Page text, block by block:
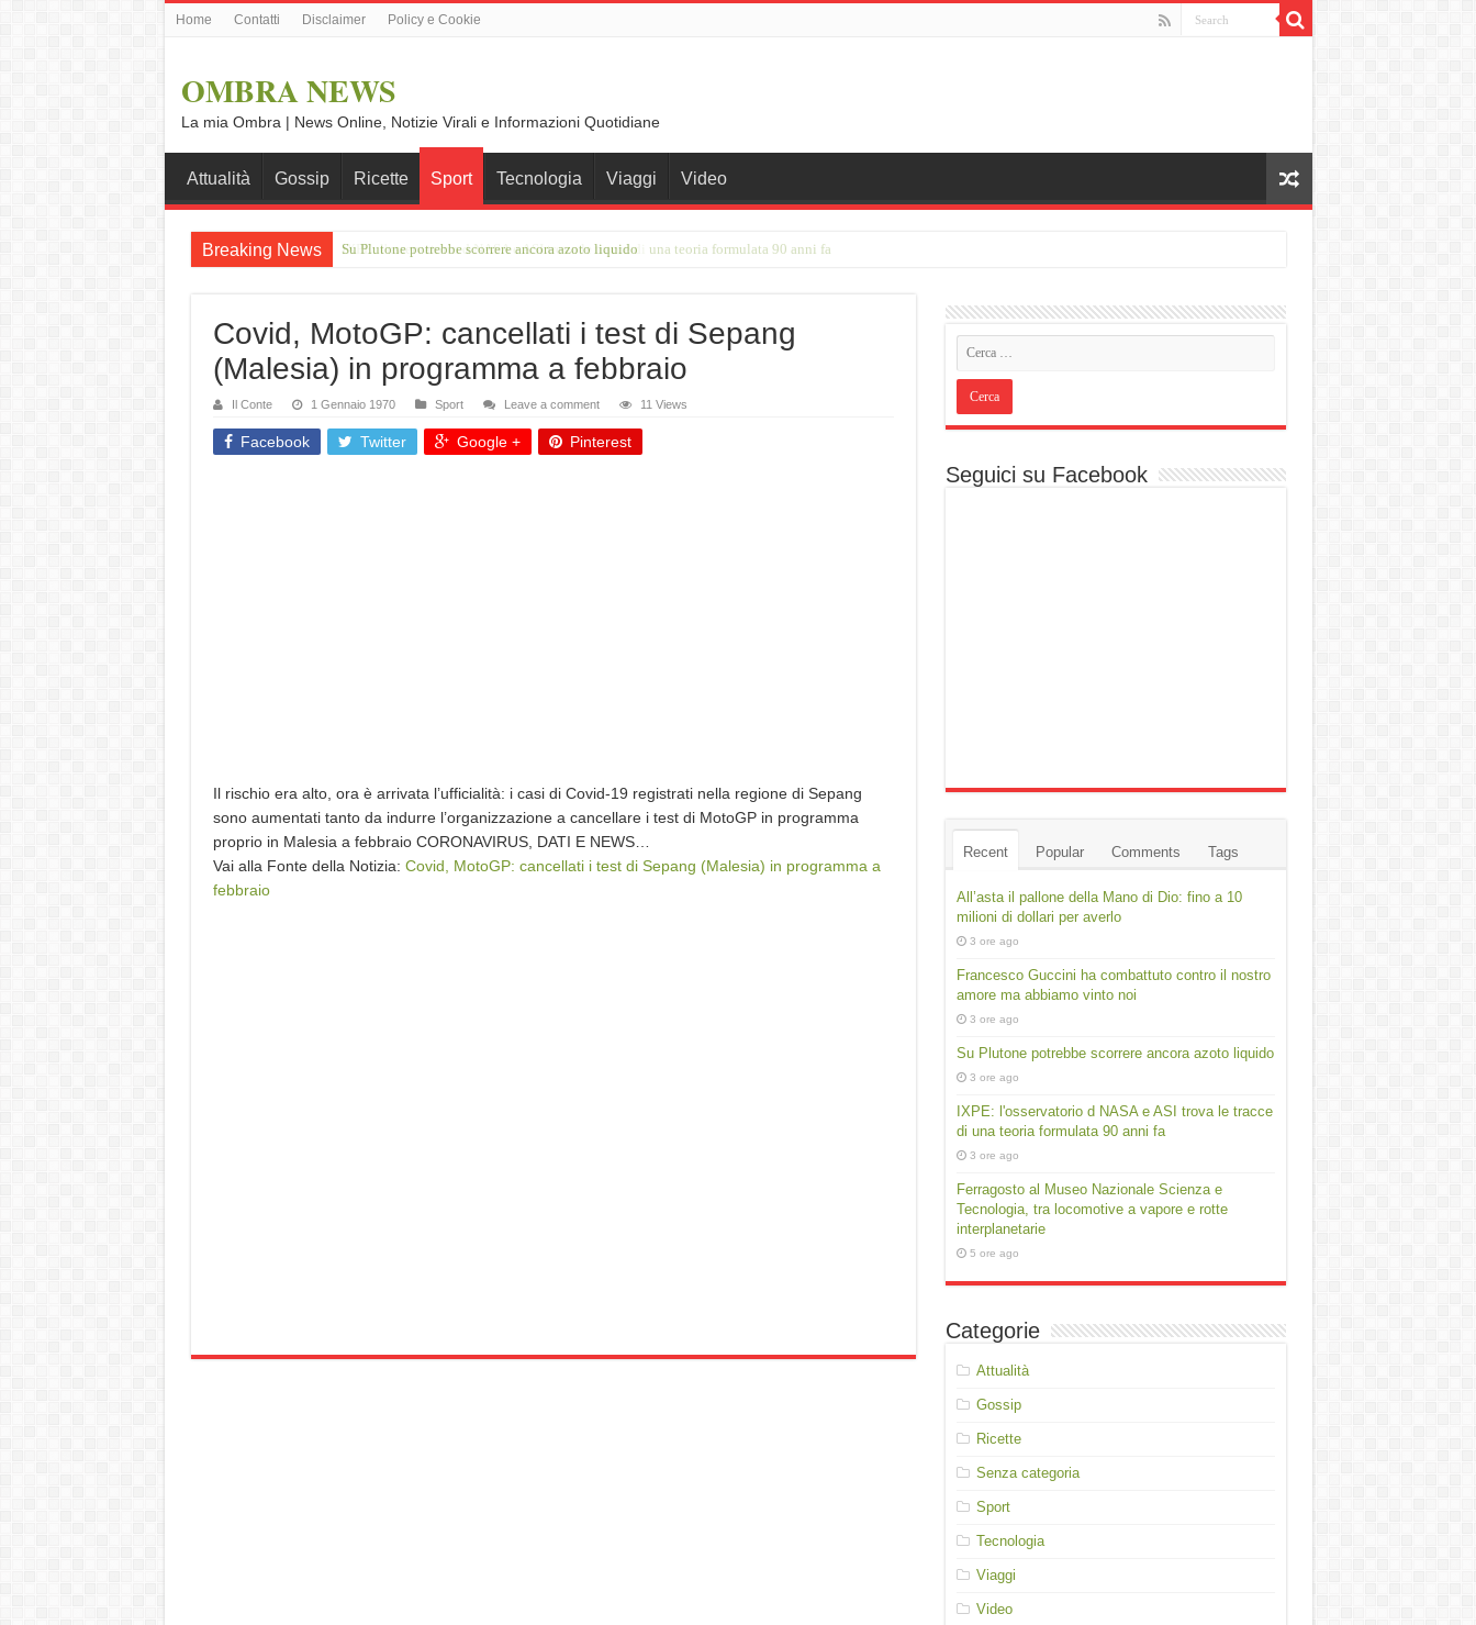
Home Contatti Disclaimer Policy e Cookie
OMBRA NEWS
La mia Ombra | News Online, Notizie Virali e Informazioni Quotidiane
Attualità Gossip Ricette Sport Tecnologia Viaggi Video
Breaking News IXPE: l'osservatorio d NASA e ASI trova le tracce di una teoria formulata 90 anni fa
Covid, MotoGP: cancellati i test di Sepang
(Malesia) in programma a febbraio
Il Conte 1 Gennaio 1970 Sport Leave a comment 11 Views
Facebook Twitter Google + Pinterest
Il rischio era alto, ora è arrivata l’ufficialità: i casi di Covid-19 registrati nella regione di Sepang
sono aumentati tanto da indurre l’organizzazione a cancellare i test di MotoGP in programma
proprio in Malesia a febbraio CORONAVIRUS, DATI E NEWS…
Vai alla Fonte della Notizia: Covid, MotoGP: cancellati i test di Sepang (Malesia) in programma a
febbraio
Seguici su Facebook
Recent Popular Comments Tags
All’asta il pallone della Mano di Dio: fino a 10
milioni di dollari per averlo
3 ore ago
Francesco Guccini ha combattuto contro il nostro
amore ma abbiamo vinto noi
3 ore ago
Su Plutone potrebbe scorrere ancora azoto liquido
3 ore ago
IXPE: l'osservatorio d NASA e ASI trova le tracce
di una teoria formulata 90 anni fa
3 ore ago
Ferragosto al Museo Nazionale Scienza e
Tecnologia, tra locomotive a vapore e rotte
interplanetarie
5 ore ago
Categorie
Attualità
Gossip
Ricette
Senza categoria
Sport
Tecnologia
Viaggi
Video